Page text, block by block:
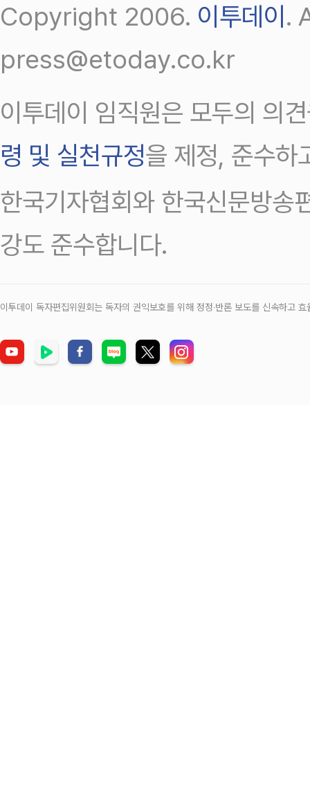
Copyright 2006. 이투데이 .
press@etoday.co.kr
이투데이 임직원은 모두의 의
령 및 실천규정을 제정, 준수하
한국기자협회와 한국신문방송
강도 준수합니다.
이투데이 독자편집위원회는 독자의 권익보호를 위해 정정‧반론 보도를 신속하고